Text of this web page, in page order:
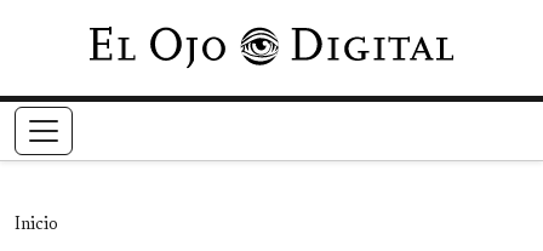
Pasar al contenido principal
Inicio